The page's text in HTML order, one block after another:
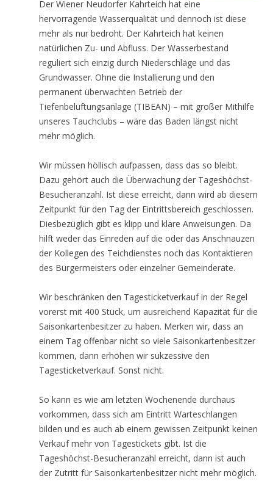
Der Wiener Neudorfer Kahrteich hat eine
hervorragende Wasserqualität und dennoch ist diese
mehr als nur bedroht. Der Kahrteich hat keinen
natürlichen Zu- und Abfluss. Der Wasserbestand
reguliert sich einzig durch Niederschläge und das
Grundwasser. Ohne die Installierung und den
permanent überwachten Betrieb der
Tiefenbelüftungsanlage (TIBEAN) – mit großer Mithilfe
unseres Tauchclubs – wäre das Baden längst nicht
mehr möglich.
Wir müssen höllisch aufpassen, dass das so bleibt.
Dazu gehört auch die Überwachung der Tageshöchst-
Besucheranzahl. Ist diese erreicht, dann wird ab diesem
Zeitpunkt für den Tag der Eintrittsbereich geschlossen.
Diesbezüglich gibt es klipp und klare Anweisungen. Da
hilft weder das Einreden auf die oder das Anschnauzen
der Kollegen des Teichdienstes noch das Kontaktieren
des Bürgermeisters oder einzelner Gemeinderäte.
Wir beschränken den Tagesticketverkauf in der Regel
vorerst mit 400 Stück, um ausreichend Kapazität für die
Saisonkartenbesitzer zu haben. Merken wir, dass an
einem Tag offenbar nicht so viele Saisonkartenbesitzer
kommen, dann erhöhen wir sukzessive den
Tagesticketverkauf. Sonst nicht.
So kann es wie am letzten Wochenende durchaus
vorkommen, dass sich am Eintritt Warteschlangen
bilden und es auch ab einem gewissen Zeitpunkt keinen
Verkauf mehr von Tagestickets gibt. Ist die
Tageshöchst-Besucheranzahl erreicht, dann ist auch
der Zutritt für Saisonkartenbesitzer nicht mehr möglich.